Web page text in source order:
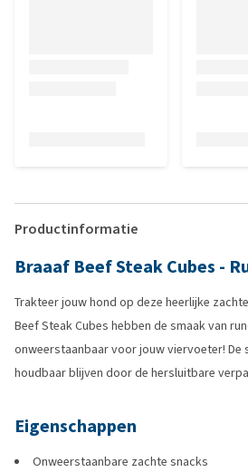
Productinformatie
Braaaf Beef Steak Cubes -
Trakteer jouw hond op deze heerlijke
Beef Steak Cubes hebben de smaak van
onweerstaanbaar voor jouw viervoeter! De
houdbaar blijven door de hersluitbare
Eigenschappen
Onweerstaanbare zachte snacks